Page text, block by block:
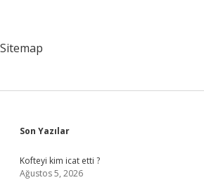
Sitemap
Sidebar
Son Yazılar
Kofteyi kim icat etti ?
Ağustos 5, 2026